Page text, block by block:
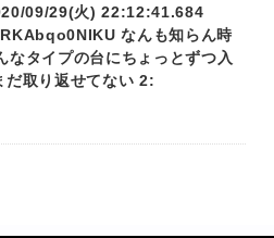
09/29(火) 22:12:41.684
なんも知らん時
なタイプの台にちょっとずつ入
だ取り返せてない 2: